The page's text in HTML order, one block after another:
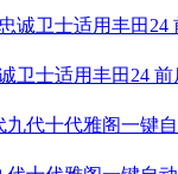
卫士适用丰田24